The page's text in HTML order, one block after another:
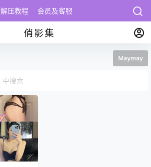
解压教程 会员及客服
俏影集
Maymay